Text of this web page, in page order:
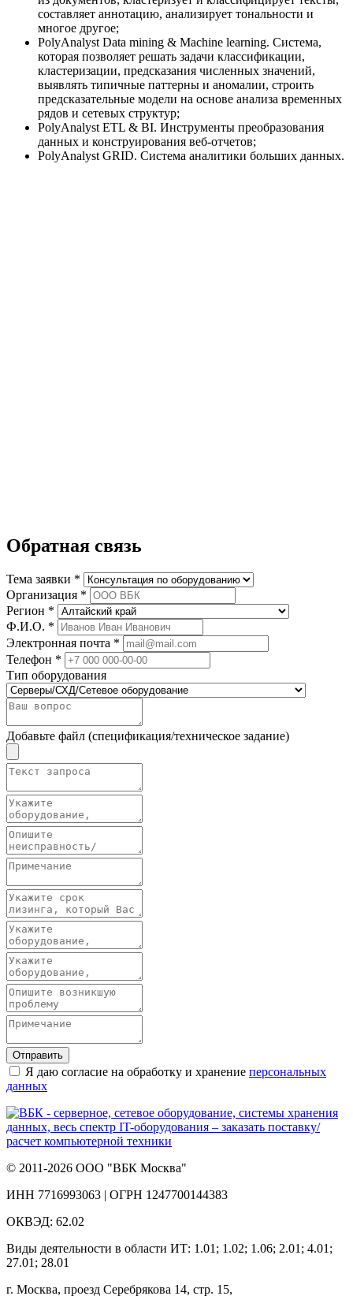
составляет аннотацию, анализирует тональности и
многое другое;
PolyAnalyst Data mining & Machine learning. Система,
которая позволяет решать задачи классификации,
кластеризации, предсказания численных значений,
выявлять типичные паттерны и аномалии, строить
предсказательные модели на основе анализа временных
рядов и сетевых структур;
PolyAnalyst ETL & BI. Инструменты преобразования
данных и конструирования веб-отчетов;
PolyAnalyst GRID. Система аналитики больших данных.
Обратная связь
Тема заявки *
Организация *
Регион *
Ф.И.О. *
Электронная почта *
Телефон *
Тип оборудования
Добавьте файл (спецификация/техническое задание)
Отправить
Я даю согласие на обработку и хранение персональных
данных
© 2011-2026 ООО "ВБК Москва"
ИНН 7716993063 | ОГРН 1247700144383
ОКВЭД: 62.02
Виды деятельности в области ИТ: 1.01; 1.02; 1.06; 2.01; 4.01;
27.01; 28.01
г. Москва, проезд Серебрякова 14, стр. 15,